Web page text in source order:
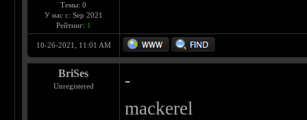
Темы: 0
У нас с: Sep 2021
Рейтинг: 1
10-26-2021, 11:01 AM
BriSes
Unregistered -
mackerel